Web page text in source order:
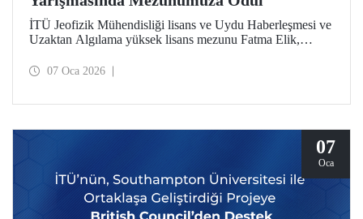
İTÜ Jeofizik Mühendisliği lisans ve Uydu Haberleşmesi ve
Uzaktan Algılama yüksek lisans mezunu Fatma Elik,
düzenlenen “Yer Gözlemi – Yerin Məsafədən Müşahidəsi”
07 Oca 2026
07
Oca